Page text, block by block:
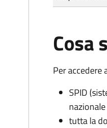
Cosa
Per accedere
SPID
tutta la